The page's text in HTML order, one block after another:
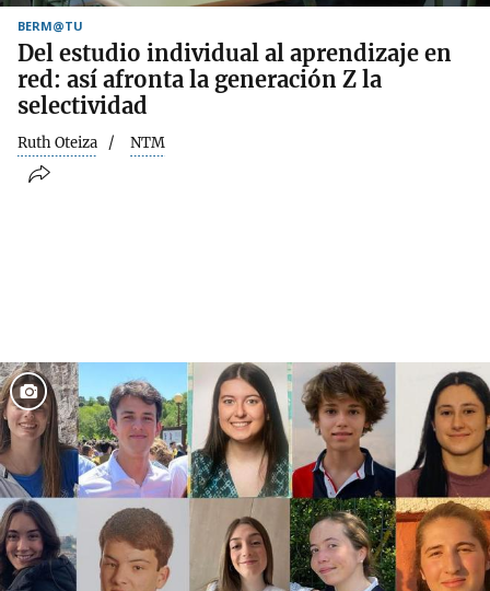
BERM@TU
Del estudio individual al aprendizaje en
red: así afronta la generación Z la
selectividad
Ruth Oteiza NTM